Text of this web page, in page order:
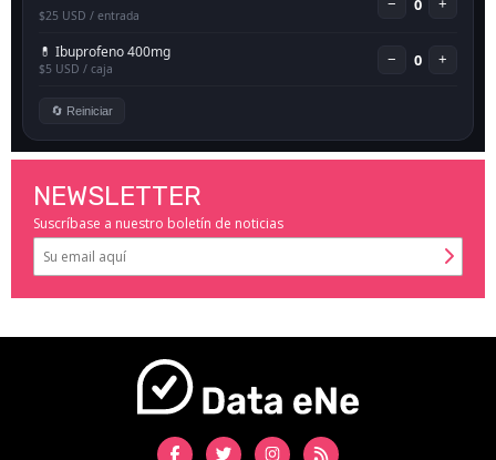
NEWSLETTER
Suscríbase a nuestro boletín de noticias